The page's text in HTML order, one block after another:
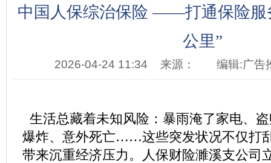
中国人保综治保险 ——打通保险服
公里”
2026-04-24 11:34 来源： 编辑:广告
生活总藏着未知风险：暴雨淹了家电、
爆炸、意外死亡……这些突发状况不仅打
带来沉重经济压力。人保财险濉溪支公司